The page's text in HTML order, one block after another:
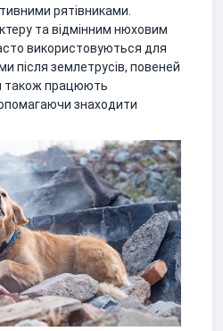
рятівниками.
та відмінним нюховим
використовуються для
після землетрусів, повеней
також працюють
знаходити